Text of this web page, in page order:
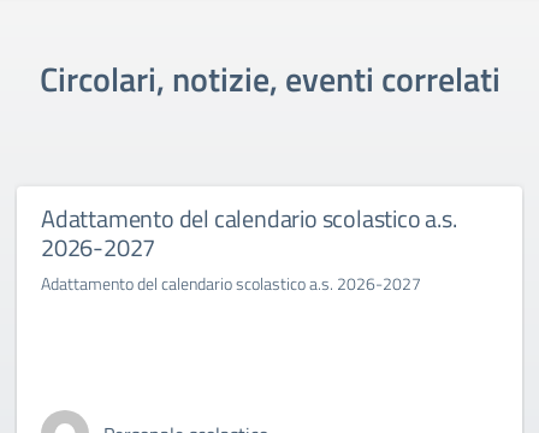
Circolari, notizie, eventi correlati
Adattamento del calendario scolastico a.s.
2026-2027
Adattamento del calendario scolastico a.s. 2026-2027